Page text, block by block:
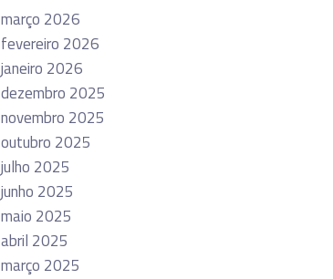
março 2026
fevereiro 2026
janeiro 2026
dezembro 2025
novembro 2025
outubro 2025
julho 2025
junho 2025
maio 2025
abril 2025
março 2025